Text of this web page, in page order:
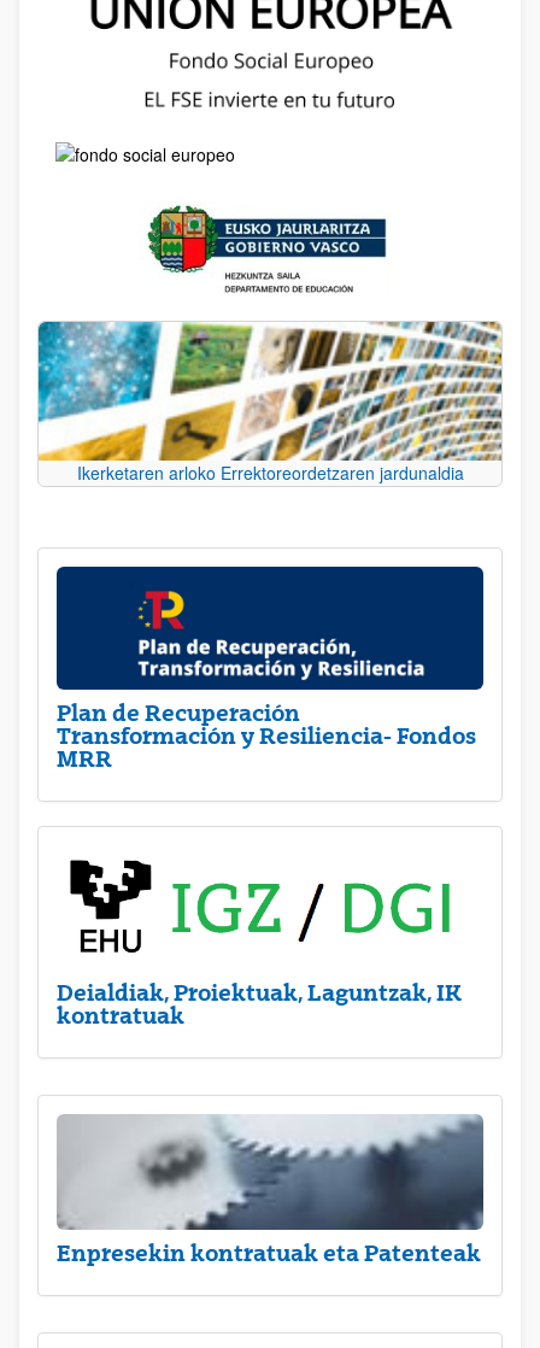
Ikerketaren arloko Errektoreordetzaren jardunaldia
Plan de Recuperación
Transformación y Resiliencia- Fondos
MRR
Deialdiak, Proiektuak, Laguntzak, IK
kontratuak
Enpresekin kontratuak eta Patenteak